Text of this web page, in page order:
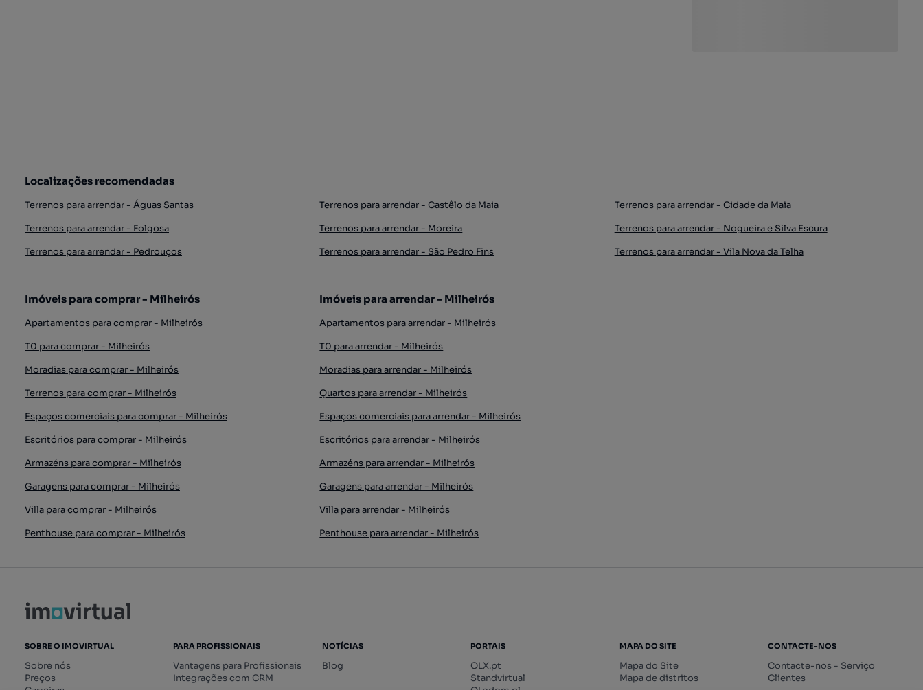
Localizações recomendadas
Terrenos para arrendar - Águas Santas Terrenos para arrendar - Castêlo da Maia
Terrenos para arrendar - Cidade da Maia
Terrenos para arrendar - Folgosa
Terrenos para arrendar - Moreira
Terrenos para arrendar - Nogueira e Silva Escura
Terrenos para arrendar - Pedrouços
Terrenos para arrendar - São Pedro Fins Terrenos para arrendar - Vila Nova da Telha
Imóveis para comprar - Milheirós
Apartamentos para comprar - Milheirós
T0 para comprar - Milheirós
Moradias para comprar - Milheirós
Terrenos para comprar - Milheirós
Espaços comerciais para comprar - Milheirós
Escritórios para comprar - Milheirós
Armazéns para comprar - Milheirós
Garagens para comprar - Milheirós
Villa para comprar - Milheirós
Penthouse para comprar - Milheirós
Imóveis para arrendar - Milheirós
Apartamentos para arrendar - Milheirós
T0 para arrendar - Milheirós
Moradias para arrendar - Milheirós
Quartos para arrendar - Milheirós
Espaços comerciais para arrendar - Milheirós
Escritórios para arrendar - Milheirós
Armazéns para arrendar - Milheirós
Garagens para arrendar - Milheirós
Villa para arrendar - Milheirós
Penthouse para arrendar - Milheirós
SOBRE O IMOVIRTUAL
Sobre nós
Preços
PARA PROFISSIONAIS
Vantagens para Profissionais
Integrações com CRM
NOTÍCIAS
Blog
PORTAIS
OLX.pt
Standvirtual
MAPA DO SITE
Mapa do Site
Mapa de distritos
CONTACTE-NOS
Contacte-nos - Serviço
Clientes